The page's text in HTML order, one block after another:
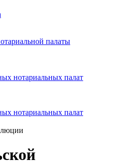
палаты
нотариальных палат
нотариальных палат